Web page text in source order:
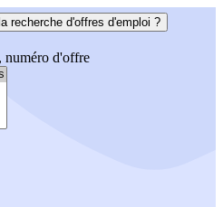
recherche d'offres d'emploi ?
numéro d'offre